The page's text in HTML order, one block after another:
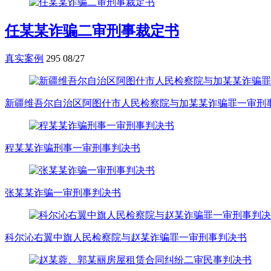
任某某诈骗二审刑事裁定书
真实案例 295 08/27
新疆维吾尔自治区阿图什市人民检察院与加某某诈骗罪一审刑
程某某诈骗刑事一审刑事判决书
张某某诈骗一审刑事判决书
科尔沁右翼中旗人民检察院与赵某诈骗罪一审刑事判决书